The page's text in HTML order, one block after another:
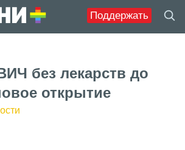
Поддержать
без лекарств до
открытие